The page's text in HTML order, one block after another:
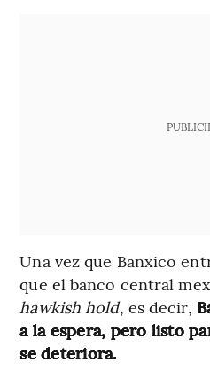
Una vez que Banxico
que el banco central
hawkish hold, es decir,
a la espera, pero listo
se deteriora.